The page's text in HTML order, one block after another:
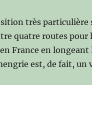
très
quatre routes
France en
est, de fait,